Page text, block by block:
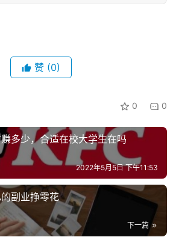
赞 (0)
0 0
多少，合适在校大学生在吗
2022年5月5日 下午11:53
副业挣零花
下一篇